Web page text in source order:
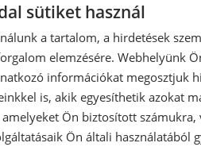
-12% Rendelésre
sütiket használ
a tartalom, a hirdetések
elemzésére. Webhelyünk
információkat megosztjuk
is, akik egyesíthetik azokat
Ön biztosított számukra,
Ön általi használatából